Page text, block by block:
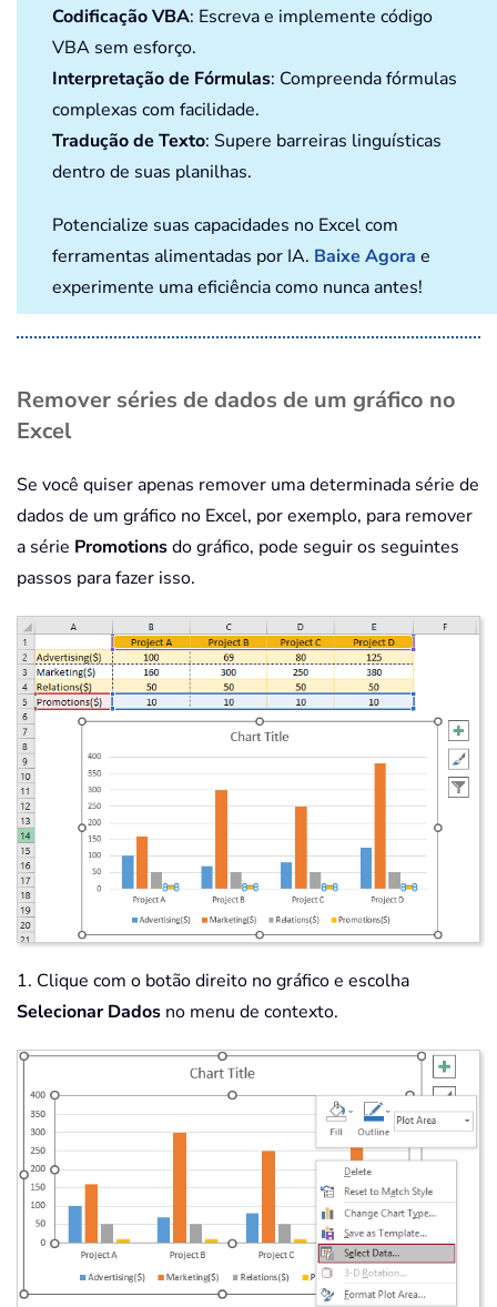
Codificação VBA: Escreva e implemente código
VBA sem esforço.
Interpretação de Fórmulas: Compreenda fórmulas
complexas com facilidade.
Tradução de Texto: Supere barreiras linguísticas
dentro de suas planilhas.
Potencialize suas capacidades no Excel com
ferramentas alimentadas por IA. Baixe Agora e
experimente uma eficiência como nunca antes!
Remover séries de dados de um gráfico no
Excel
Se você quiser apenas remover uma determinada série de
dados de um gráfico no Excel, por exemplo, para remover
a série Promotionsdo gráfico, pode seguir os seguintes
passos para fazer isso.
1. Clique com o botão direito no gráfico e escolha
Selecionar Dados no menu de contexto.